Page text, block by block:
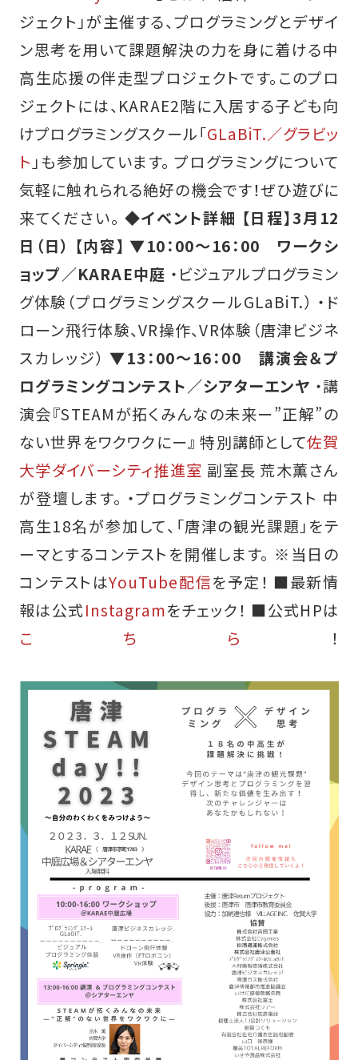
ジェクト」が主催する、プログラミングとデザイ
ン思考を用いて課題解決の力を身に着ける中
高生応援の伴走型プロジェクトです。このプロ
ジェクトには、KARAE2階に入居する子ども向
けプログラミングスクール「GLaBiT.／グラビッ
ト」も参加しています。 プログラミングについて
気軽に触れられる絶好の機会です！ぜひ遊びに
来てください。 ◆イベント詳細 【日程】3月12
日（日） 【内容】 ▼10：00～16：00 ワークシ
ョップ／KARAE中庭 ・ビジュアルプログラミン
グ体験（プログラミングスクールGLaBiT.） ・ド
ローン飛行体験、VR操作、VR体験（唐津ビジネ
スカレッジ） ▼13：00～16：00 講演会＆プ
ログラミングコンテスト／シアターエンヤ ・講
演会『STEAMが拓くみんなの未来ー”正解”の
ない世界をワクワクにー』 特別講師として佐賀
大学ダイバーシティ推進室 副室長 荒木薫さん
が登壇します。 ・プログラミングコンテスト 中
高生18名が参加して、「唐津の観光課題」をテ
ーマとするコンテストを開催します。 ※当日の
コンテストはYouTube配信を予定！ ■最新情
報は公式Instagramをチェック！ ■公式HPは
こちら
！